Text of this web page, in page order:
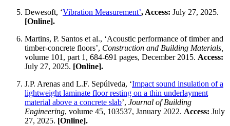
Dewesoft, ‘Vibration Measurement’, Access: July 27, 2025.
[Online].
Martins, P. Santos et al., ‘Acoustic performance of timber and
timber-concrete floors’, Construction and Building Materials,
volume 101, part 1, 684-691 pages, December 2015. Access:
July 27, 2025. [Online].
J.P. Arenas and L.F. Sepúlveda, ‘Impact sound insulation of a
lightweight laminate floor resting on a thin underlayment
material above a concrete slab’, Journal of Building
Engineering, volume 45, 103537, January 2022. Access: July
27, 2025. [Online].